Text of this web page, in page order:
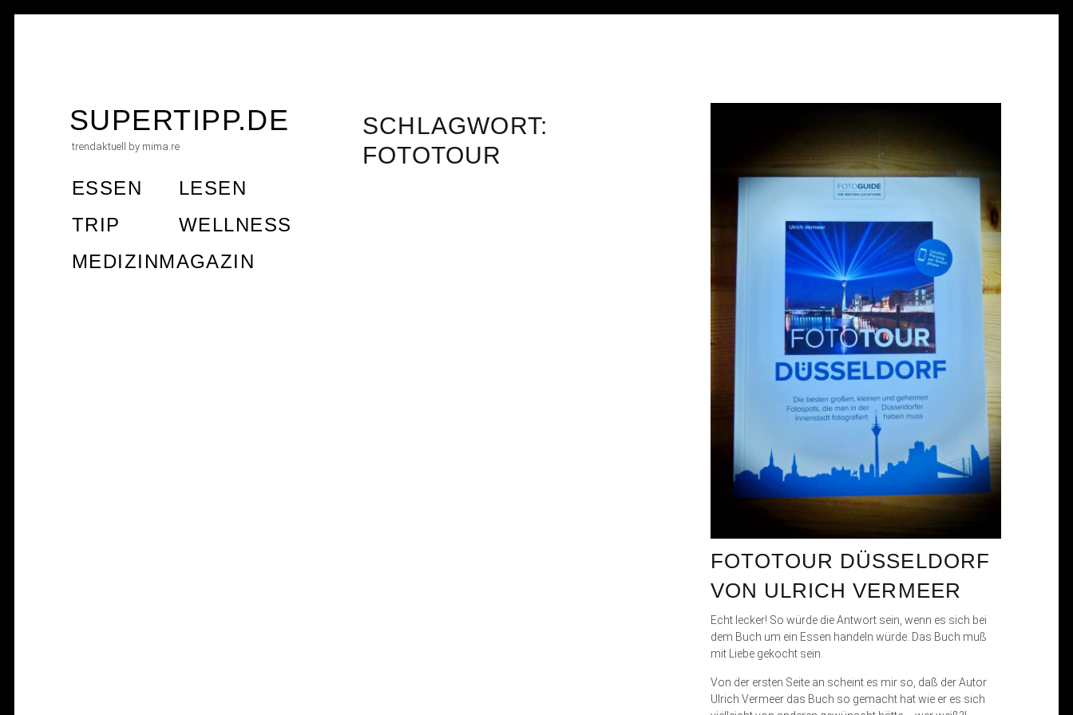
SUPERTIPP.DE
trendaktuell by mima.re
ESSEN
LESEN
TRIP
WELLNESS
MEDIZINMAGAZIN
SCHLAGWORT:
FOTOTOUR
FOTOTOUR DÜSSELDORF
VON ULRICH VERMEER
Echt lecker! So würde die Antwort sein, wenn es sich bei
dem Buch um ein Essen handeln würde. Das Buch muß
mit Liebe gekocht sein.
Von der ersten Seite an scheint es mir so, daß der Autor
Ulrich Vermeer das Buch so gemacht hat wie er es sich